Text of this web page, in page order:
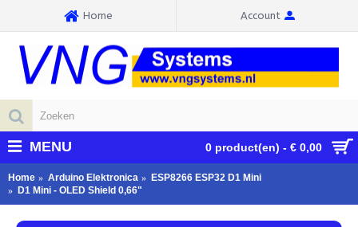
Home Account
0 product(en) - € 0,00
MENU
Home Arduino Elektronica
ESP8266 ESP32 D1 Mini
D1 Mini - OLED Shield 0,66"